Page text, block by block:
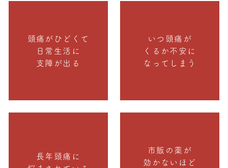
頭痛がひどくて
日常生活に
支障が出る
いつ頭痛が
くるか不安に
なってしまう
長年頭痛に
市販の薬が
効かないほど